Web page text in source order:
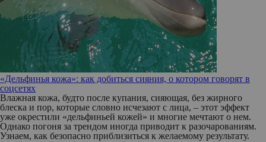
«Дельфинья кожа»: как добиться сияния, о котором говорят в
соцсетях
Влажная кожа, будто после купания, сияющая, без жирного
блеска и пор, которые словно исчезают с лица, – этот эффект
уже окрестили «дельфиньей кожей» и многие мечтают о нем.
Однако погоня за трендом иногда приводит к разочарованиям.
Узнаем, как безопасно приблизиться к желаемому результату.